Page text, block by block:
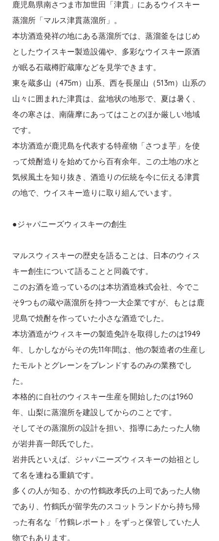
鹿児島県南さつま市加世田「津貫」にあるウイスキー
蒸溜所「マルス津貫蒸溜所」。
本坊酒造発祥の地にある蒸溜所では、蒸溜釜をはじめ
としたウイスキー製造設備や、多彩なウイスキー原酒
が眠る石蔵樽貯蔵庫などを見学できます。
東を蔵多山（475m）山系、西を長屋山（513m）山系の
山々に囲まれた津貫は、盆地状の地形で、夏は暑く、
冬の寒さは、南薩摩にあってはことのほか厳しい地域
です。
本坊酒造が鹿児島を代表する特産物「さつま芋」を使
って焼酎造りを始めてから百有余年。この土地の水と
気候風土を知り抜き、酒造りの伝統を今に伝える津貫
の地で、ウイスキー造りに取り組んでいます。
●ジャパニーズウィスキーの創生
マルスウィスキーの歴史を語ることは、日本のウィス
キー創生について語ることと同義です。
このお酒を造っているのは本坊酒造株式会社、今でこ
そ9つもの蔵や蒸溜所を持つ一大企業ですが、もとは鹿
児島で焼酎を作っていた小さな酒造でした。
本坊酒造がウィスキーの製造免許を取得したのは1949
年、しかしながらその先11年間は、他の製造者の生産し
たモルトとグレーンをブレンドするのみの業務でし
た。
本格的に自社のウィスキー生産を開始したのは1960
年、山梨に蒸溜所を建設してからのことです。
そしてその蒸溜所の設計を担い、指導にあたった人物
が岩井喜一郎氏でした。
岩井氏といえば、ジャパニーズウィスキーの始祖とし
て名を連ねる重鎮です。
多くの人が知る、かの竹鶴政孝氏の上司であった人物
であり、竹鶴氏が留学先のスコットランドから持ち帰
った有名な「竹鶴レポート」をずっと保管していた人
物でもあります。